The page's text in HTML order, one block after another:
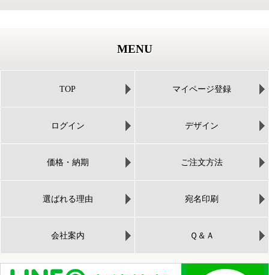
MENU
TOP マイページ登録
ログイン デザイン
価格・納期 ご注文方法
選ばれる理由 宛名印刷
会社案内 Ｑ＆Ａ